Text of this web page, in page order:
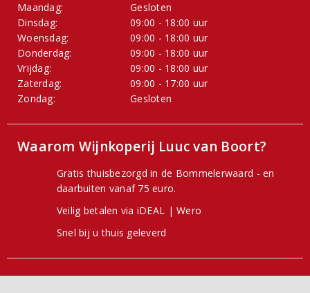
Maandag:
Gesloten
Dinsdag:
09:00 - 18:00 uur
Woensdag:
09:00 - 18:00 uur
Donderdag:
09:00 - 18:00 uur
Vrijdag:
09:00 - 18:00 uur
Zaterdag:
09:00 - 17:00 uur
Zondag:
Gesloten
Waarom Wijnkoperij Luuc van Boort?
Gratis thuisbezorgd in de Bommelerwaard - en
daarbuiten vanaf 75 euro.
Veilig betalen via iDEAL | Wero
Snel bij u thuis geleverd